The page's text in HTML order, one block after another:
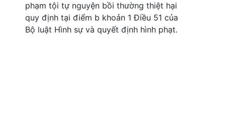
phạm tội tự nguyện bồi thường thiệt hại
quy định tại điểm b khoản 1 Điều 51 của
Bộ luật Hình sự và quyết định hình phạt.